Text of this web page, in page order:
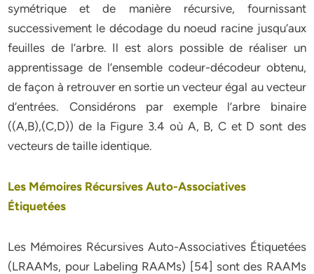
symétrique et de manière récursive, fournissant
successivement le décodage du noeud racine jusqu’aux
feuilles de l’arbre. Il est alors possible de réaliser un
apprentissage de l’ensemble codeur-décodeur obtenu,
de façon à retrouver en sortie un vecteur égal au vecteur
d’entrées. Considérons par exemple l’arbre binaire
((A,B),(C,D)) de la Figure 3.4 où A, B, C et D sont des
vecteurs de taille identique.
Les Mémoires Récursives Auto-Associatives
Étiquetées
Les Mémoires Récursives Auto-Associatives Étiquetées
(LRAAMs, pour Labeling RAAMs) [54] sont des RAAMs